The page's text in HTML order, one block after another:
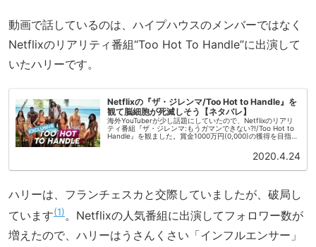
動画で話しているのは、ハイプハウスのメンバーではなく
Netflixのリアリティ番組“Too Hot To Handle”に出演して
いたハリーです。
Netflixの『ザ・ジレンマ/Too Hot to Handle』を
観て脳細胞が死滅しそう【ネタバレ】
海外YouTuberが少し話題にしていたので、Netflixのリアリ
ティ番組『ザ・ジレンマ:もうガマンできない?!/Too Hot to
Handle』を観ました。賞金1000万円(0,000)の獲得を目指し
2020.4.24
ハリーは、フランチェスカと交際していましたが、破局し
ています 1 。Netflixの人気番組に出演してフォロワー数が
増えたので、ハリーはうさんくさい「インフルエンサー」